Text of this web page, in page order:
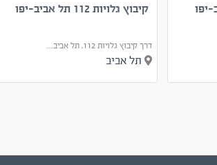
קיבוץ גלויות 112 תל אביב-יפו
דרך קיבוץ גלויות 112, תל אביב...
תל אביב